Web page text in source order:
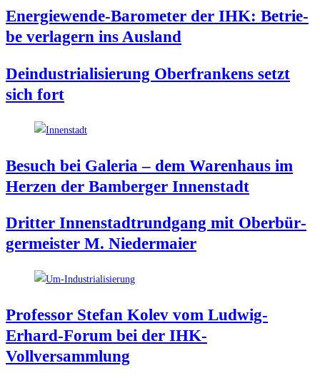
Ener­gie­wen­de-Baro­me­ter der IHK: Betrie­
be ver­la­gern ins Ausland
Deindus­tria­li­sie­rung Ober­fran­kens setzt
sich fort
Besuch bei Gale­ria – dem Waren­haus im
Her­zen der Bam­ber­ger Innenstadt
Drit­ter Innen­stadt­rund­gang mit Ober­bür­
ger­meis­ter M. Niedermaier
Pro­fes­sor Ste­fan Kolev vom Lud­wig-
Erhard-Forum bei der IHK-
Vollversammlung